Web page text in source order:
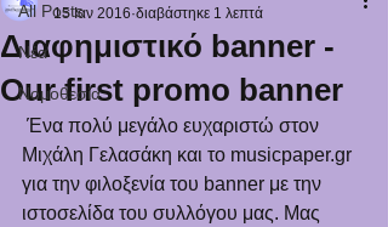
All Posts
Νέα
Νομοθεσία
Διαφημιστικό banner -
Our first promo banner
15 Ιαν 2016 διαβάστηκε 1 λεπτά
Μιχάλη Γελασάκη και το musicpaper.gr
για την φιλοξενία του banner με την
ιστοσελίδα του συλλόγου μας. Μας